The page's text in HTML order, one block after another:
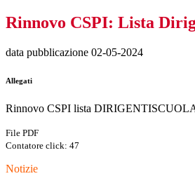
Rinnovo CSPI: Lista
data pubblicazione 02-05-2024
Allegati
Rinnovo CSPI lista
File PDF
Contatore click: 47
Notizie